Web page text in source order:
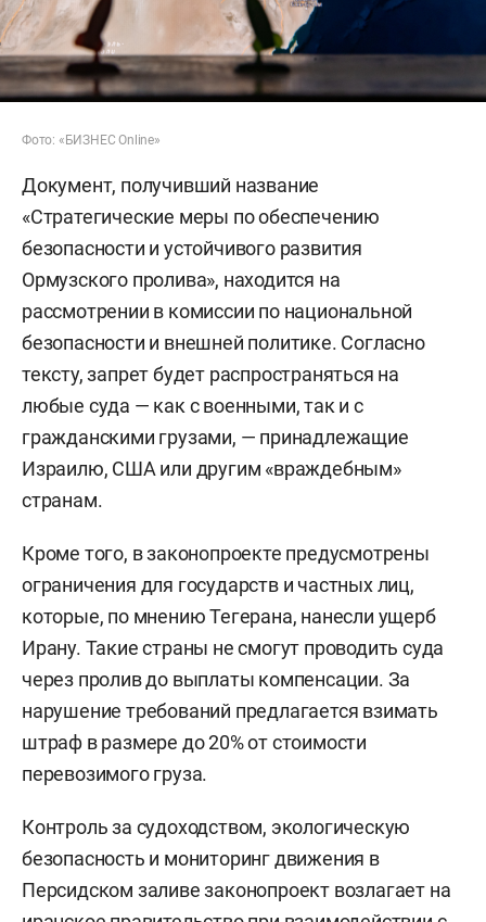
Фото: «БИЗНЕС Online»
Документ, получивший название
«Стратегические меры по обеспечению
безопасности и устойчивого развития
Ормузского пролива», находится на
рассмотрении в комиссии по национальной
безопасности и внешней политике. Согласно
тексту, запрет будет распространяться на
любые суда — как с военными, так и с
гражданскими грузами, — принадлежащие
Израилю, США или другим «враждебным»
странам.
Кроме того, в законопроекте предусмотрены
ограничения для государств и частных лиц,
которые, по мнению Тегерана, нанесли ущерб
Ирану. Такие страны не смогут проводить суда
через пролив до выплаты компенсации. За
нарушение требований предлагается взимать
штраф в размере до 20% от стоимости
перевозимого груза.
Контроль за судоходством, экологическую
безопасность и мониторинг движения в
Персидском заливе законопроект возлагает на